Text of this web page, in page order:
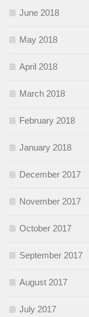
June 2018
May 2018
April 2018
March 2018
February 2018
January 2018
December 2017
November 2017
October 2017
September 2017
August 2017
July 2017